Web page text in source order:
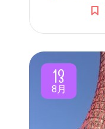
13
8月